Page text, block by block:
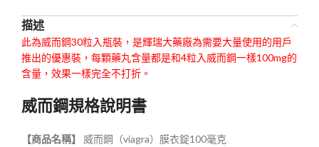
描述
此為威而鋼30粒入瓶裝，是輝瑞大藥廠為需要大量使用的用戶
推出的優惠裝，每顆藥丸含量都是和4粒入威而鋼一樣100mg的
含量，效果一樣完全不打折。
威而鋼規格說明書
【商品名稱】
威而鋼（viagra）膜衣錠100毫克